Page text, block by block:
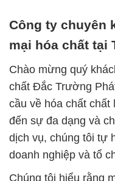
Công ty chuyên
mại hóa chất tại
Chào mừng quý
chất Đắc Trường
cầu về hóa chất
đến sự đa dạng và
dịch vụ, chúng tôi tự
doanh nghiệp và tổ
Chúng tôi hiểu rằng